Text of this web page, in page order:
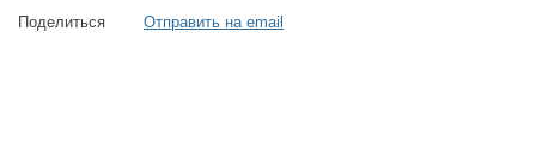
Поделиться Отправить на email